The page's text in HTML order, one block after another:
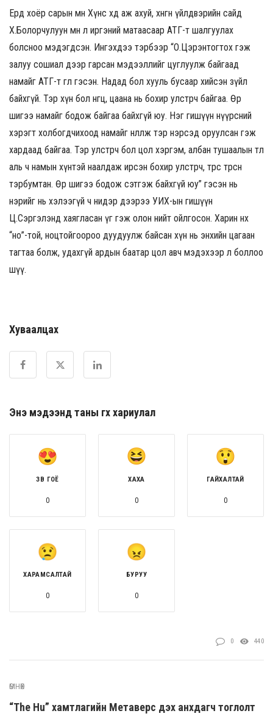
Ердөө хоёр сарын өмнө Хүнс хөдөө аж ахуй, хөнгөн үйлдвэрийн сайд
Х.Болорчулуун мөн л иргэний матаасаар АТГ-т шалгуулах
болсноо мэдэгдсэн. Ингэхдээ тэрбээр “О.Цэрэнтогтох гэж
залуу сошиал дээр гарсан мэдээллийг цуглуулж байгаад
намайг АТГ-т өглөө гэсэн. Надад бол хууль бусаар хийсэн зүйл
байхгүй. Тэр хүн бол өнгөц, цаана нь бохир улстөрч байгаа. Өөр
шигээ намайг бодож байгаа байхгүй юу. Нэг гишүүн нүүрсний
хэрэгт холбогдчихоод намайг нөлөөлж тэр нэрсэд оруулсан гэж
хардаад байгаа. Тэр улстөрч бол цол хэргэм, албан тушаалын төлөө
аль ч намын хүнтэй наалдаж ирсэн бохир улстөрч, төрөөс төрсөн
тэрбумтан. Өөр шигээ бодож сэтгэж байхгүй юу” гэсэн нь
нэрийг нь хэлээгүй ч нидэр дээрээ УИХ-ын гишүүн
Ц.Сэргэлэнд хаягласан үг гэж олон нийт ойлгосон. Харин өнөөх
“но”-той, ноцтойгоороо дуудуулж байсан хүн нь энхийн цагаан
тагтаа болж, удахгүй ардын баатар цол авч мэдэхээр л боллоо
шүү.
Хуваалцах
Энэ мэдээнд таны өгөх хариулал
ЗӨВ ГОЁ
0
ХАХА
0
ГАЙХАЛТАЙ
0
ХАРАМСАЛТАЙ
0
БУРУУ
0
0 440
ӨМНӨХ
“The Hu” хамтлагийн Метаверс дэх анхдагч тоглолт